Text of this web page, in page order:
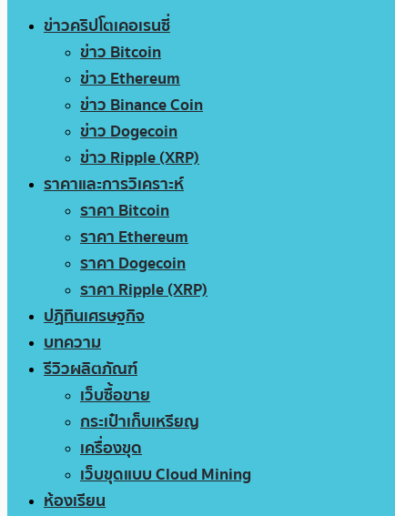
ข่าวคริปโตเคอเรนซี่
ข่าว Bitcoin
ข่าว Ethereum
ข่าว Binance Coin
ข่าว Dogecoin
ข่าว Ripple (XRP)
ราคาและการวิเคราะห์
ราคา Bitcoin
ราคา Ethereum
ราคา Dogecoin
ราคา Ripple (XRP)
ปฏิทินเศรษฐกิจ
บทความ
รีวิวผลิตภัณฑ์
เว็บซื้อขาย
กระเป๋าเก็บเหรียญ
เครื่องขุด
เว็บขุดแบบ Cloud Mining
ห้องเรียน